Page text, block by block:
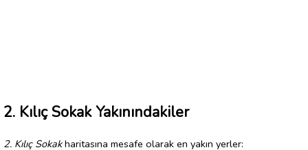
2. Kılıç Sokak Yakınındakiler
2. Kılıç Sokakharitasına mesafe olarak en yakın yerler: